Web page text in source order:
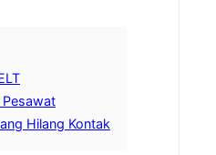
Pesawat
Hilang Kontak